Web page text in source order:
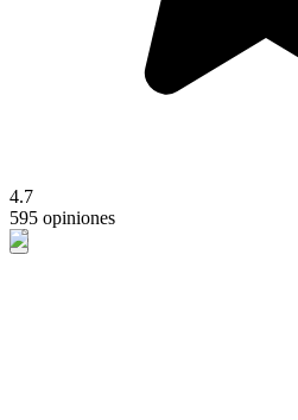
4.7
595 opiniones